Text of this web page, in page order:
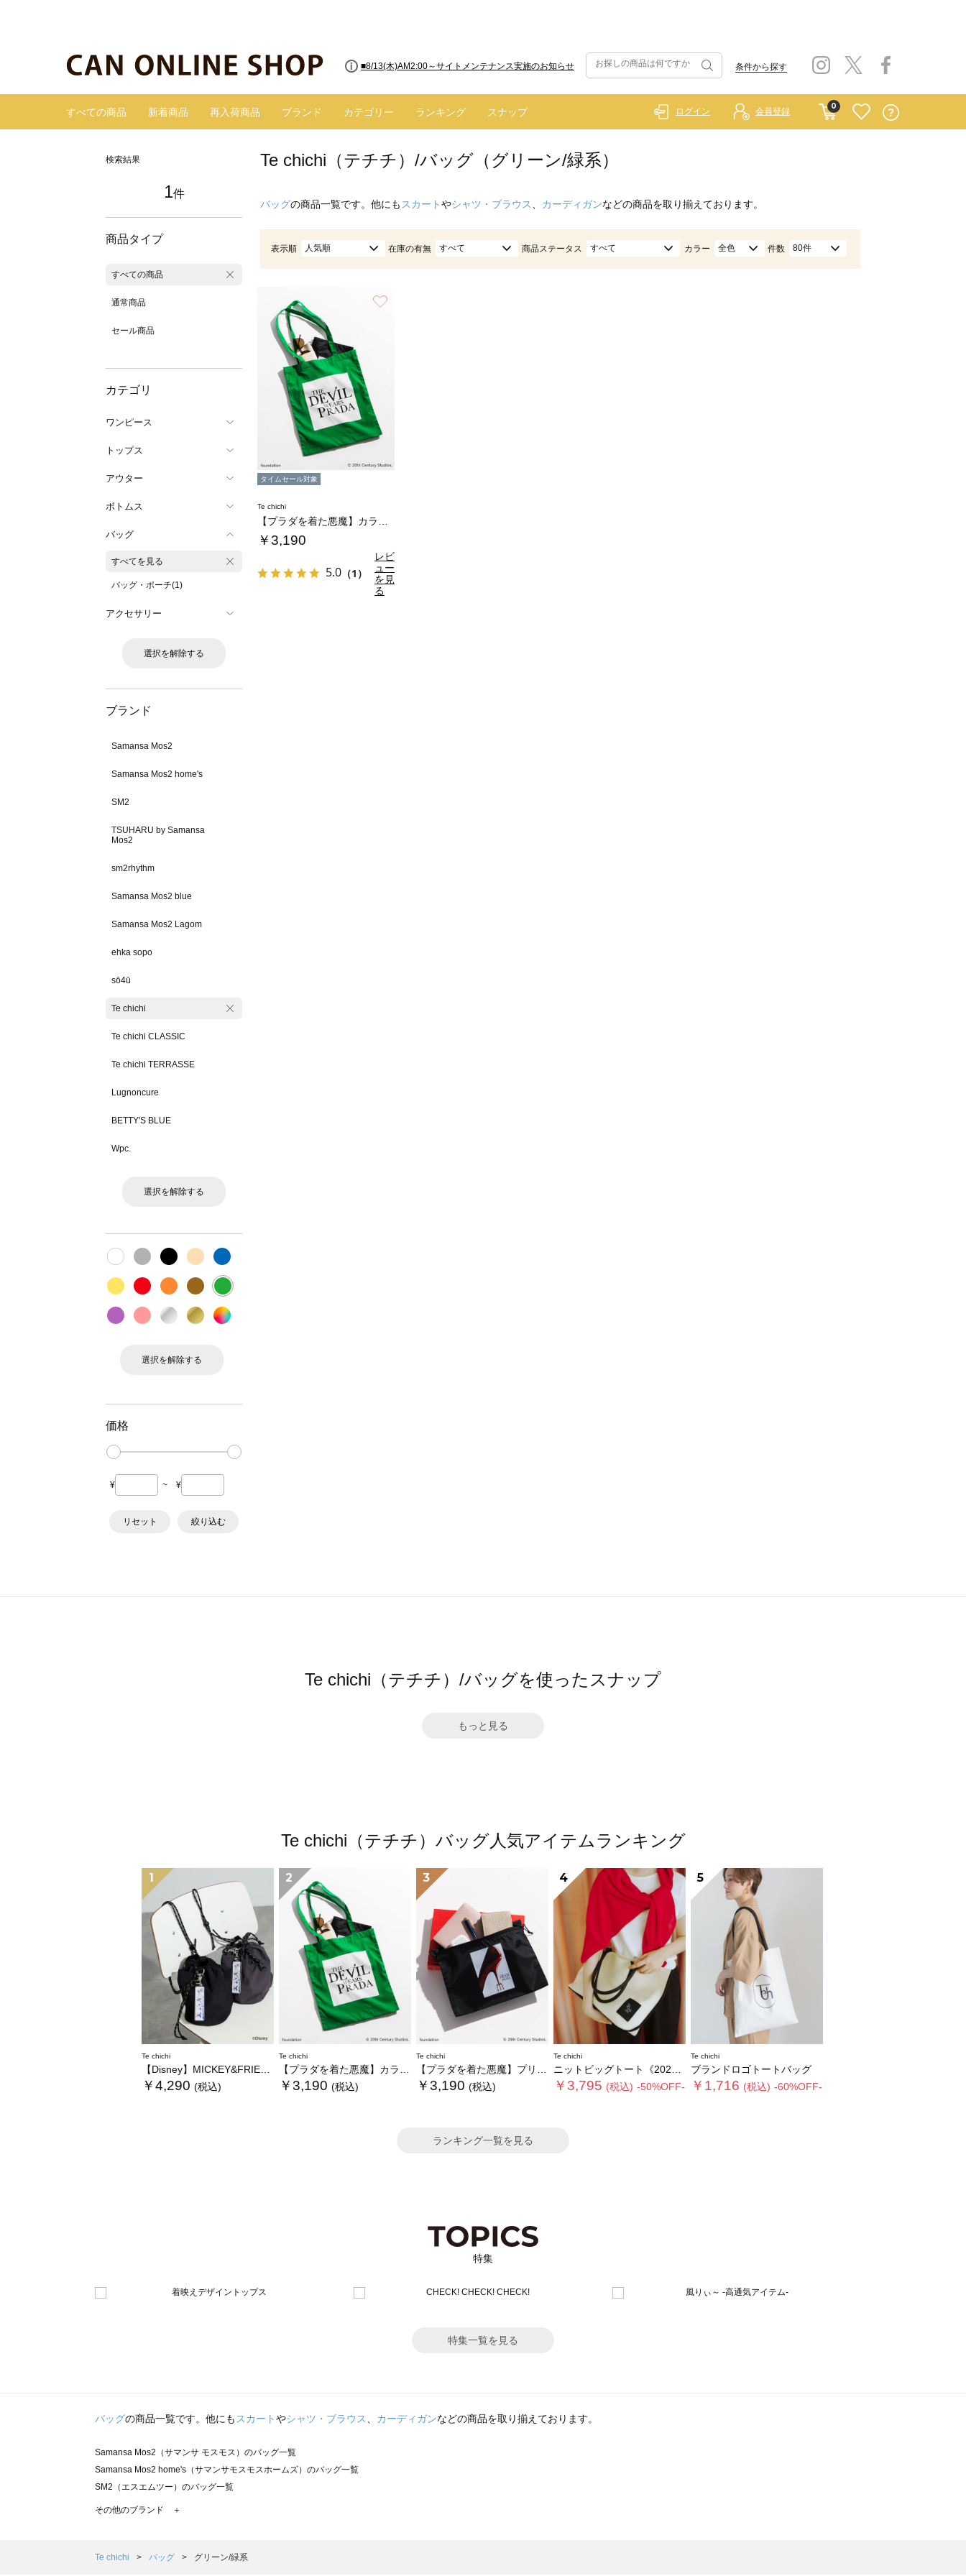
■8/13(木)AM2:00～サイトメンテナンス実施のお知らせ 条件から探す
すべての商品 新着商品 再入荷商品 ブランド カテゴリー ランキング スナップ
0
ログイン 会員登録
検索結果
1件
商品タイプ
すべての商品
通常商品
セール商品
カテゴリ
ワンピース
トップス
アウター
ボトムス
バッグ
すべてを見る
バッグ・ポーチ(1)
アクセサリー
選択を解除する
ブランド
Samansa Mos2
Samansa Mos2 home's
SM2
TSUHARU by Samansa
Mos2
sm2rhythm
Samansa Mos2 blue
Samansa Mos2 Lagom
ehka sopo
sō4ū
Te chichi
Te chichi CLASSIC
Te chichi TERRASSE
Lugnoncure
BETTY'S BLUE
Wpc.
選択を解除する
選択を解除する
価格
¥ ~ ¥
リセット 絞り込む
Te chichi（テチチ）/バッグ（グリーン/緑系）
バッグの商品一覧です。他にも スカートやシャツ・ブラウス カーディガンなどの商品を取り揃えております。
表示順 人気順 在庫の有無 すべて 商品ステータス すべて カラー 全色 件数 80件
タイムセール対象
Te chichi
￥3,190
5.0 （1）
レビ
ュー
を見
る
Te chichi（テチチ）/バッグを使ったスナップ
もっと見る
Te chichi（テチチ）バッグ人気アイテムランキング
1
Te chichi
【Disney】MICKEY&FRIENDS/巾着バッグ
￥4,290 (税込)
2
Te chichi
【プラダを着た悪魔】カラートートバッグ
￥3,190 (税込)
3
Te chichi
【プラダを着た悪魔】プリントフラットポーチ
￥3,190 (税込)
4
Te chichi
ニットビッグトート《2026 SUMMER LOOK item》
￥3,795 (税込) -50%OFF-
5
Te chichi
ブランドロゴトートバッグ
￥1,716 (税込) -60%OFF-
ランキング一覧を見る
特集
特集一覧を見る
バッグの商品一覧です。他にもスカートやシャツ・ブラウス、 カーディガンなどの商品を取り揃えております。
Samansa Mos2（サマンサ モスモス）のバッグ一覧
Samansa Mos2 home's（サマンサモスモスホームズ）のバッグ一覧
SM2（エスエムツー）のバッグ一覧
TSUHARU by Samansa Mos2（ツハルバイサマンサモスモス）のバッグ一覧
Samansa Mos2 Lagom（サマンサモスモス ラーゴム）のバッグ一覧
その他のブランド ＋
Te chichi バッグ グリーン/緑系